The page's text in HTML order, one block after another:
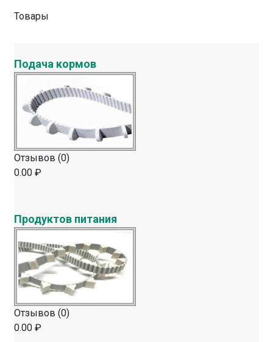
Товары
Подача кормов
Отзывов (0)
0.00 ₽
Продуктов питания
Отзывов (0)
0.00 ₽